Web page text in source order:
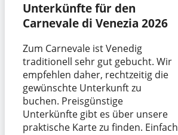
Unterkünfte für den
Carnevale di Venezia 2026
Zum Carnevale ist Venedig
traditionell sehr gut gebucht. Wir
empfehlen daher, rechtzeitig die
gewünschte Unterkunft zu
buchen. Preisgünstige
Unterkünfte gibt es über unsere
praktische Karte zu finden. Einfach